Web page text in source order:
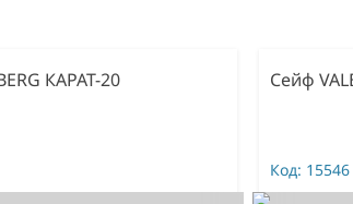
КАРАТ-20 Сейф
Код: 15546